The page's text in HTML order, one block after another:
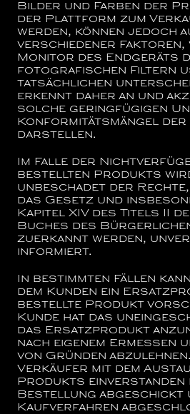
Bilder und Farben der
der Plattform zum
werden, können jedoch
verschiedener Faktoren,
Monitor des Endgeräts
fotografischen Filtern
tatsächlichen
erkennt daher an und
solche geringfügigen
Konformitätsmängel
darstellen.
Im Falle der
bestellten Produkts
unbeschadet der
das Gesetz und
Kapitel XIV des Titels II
Buches des
zuerkannt werden,
informiert.
In bestimmten Fällen
dem Kunden ein
bestellte Produkt
Kunde hat das
das Ersatzprodukt
nach eigenem Ermessen
von Gründen
Verkäufer mit dem
Produkts einverstanden
Bestellung abgeschickt
Kaufverfahren